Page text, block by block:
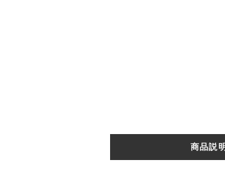
商品説明